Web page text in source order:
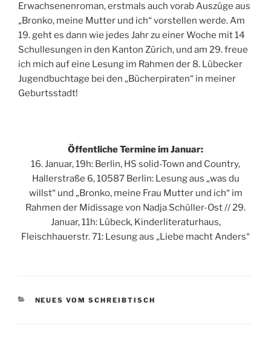
Erwachsenenroman, erstmals auch vorab Auszüge aus
„Bronko, meine Mutter und ich“ vorstellen werde. Am
19. geht es dann wie jedes Jahr zu einer Woche mit 14
Schullesungen in den Kanton Zürich, und am 29. freue
ich mich auf eine Lesung im Rahmen der 8. Lübecker
Jugendbuchtage bei den „Bücherpiraten“ in meiner
Geburtsstadt!
Öffentliche Termine im Januar:
16. Januar, 19h: Berlin, HS solid-Town and Country,
Hallerstraße 6, 10587 Berlin: Lesung aus „was du
willst“ und „Bronko, meine Frau Mutter und ich“ im
Rahmen der Midissage von Nadja Schüller-Ost // 29.
Januar, 11h: Lübeck, Kinderliteraturhaus,
Fleischhauerstr. 71: Lesung aus „Liebe macht Anders“
KATEGORIEN
NEUES VOM SCHREIBTISCH